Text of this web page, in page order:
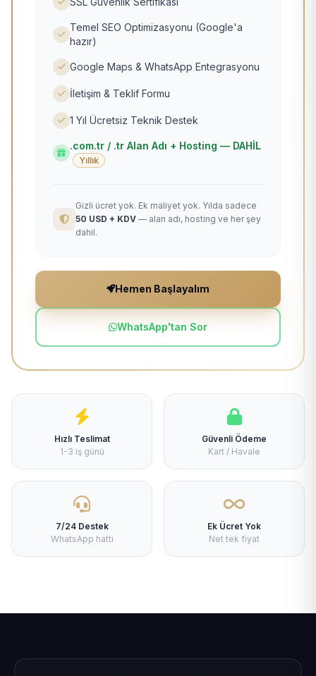
Temel SEO Optimizasyonu (Google'a
hazır)
Google Maps & WhatsApp Entegrasyonu
İletişim & Teklif Formu
1 Yıl Ücretsiz Teknik Destek
.com.tr / .tr Alan Adı + Hosting — DAHİL
Yıllık
Gizli ücret yok. Ek maliyet yok. Yılda sadece
50 USD + KDV — alan adı, hosting ve her şey
dahil.
Hemen Başlayalım
WhatsApp'tan Sor
Hızlı Teslimat
1-3 iş günü
Güvenli Ödeme
Kart / Havale
7/24 Destek
WhatsApp hattı
Ek Ücret Yok
Net tek fiyat